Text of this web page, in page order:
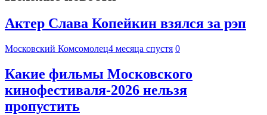
Актер Слава Копейкин взялся за рэп
Московский Комсомолец4 месяца спустя 0
Какие фильмы Московского
кинофестиваля-2026 нельзя
пропустить